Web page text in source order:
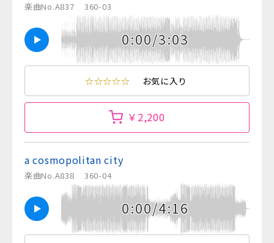
楽曲No.A837 360-03
0:00/3:03
☆☆☆☆☆ お気に入り
￥2,200
a cosmopolitan city
楽曲No.A838 360-04
0:00/4:16